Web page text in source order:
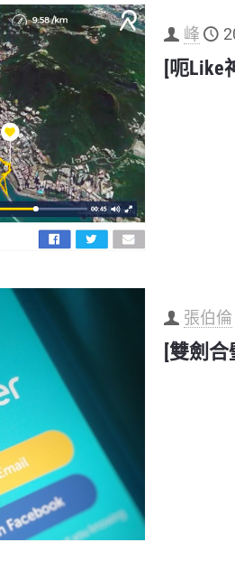
峰
[呃Like
張伯倫
[雙劍合